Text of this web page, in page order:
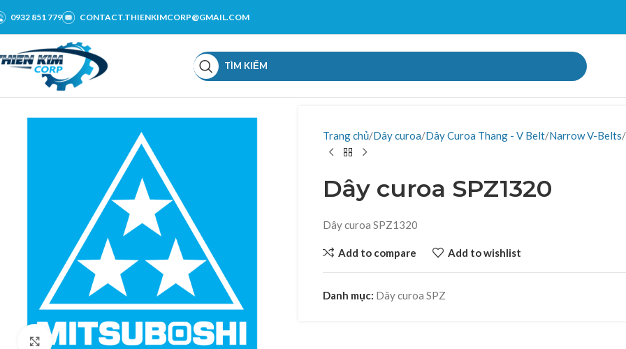
0932 851 779 CONTACT.THIENKIMCORP@GMAIL.COM
TÌM KIẾM
Click to enlarge
Trang chủ Dây curoa Dây Curoa Thang - V Belt Narrow V-Belts
Dây curoa SPZ1320
Dây curoa SPZ1320
Add to compare Add to wishlist
Danh mục: Dây curoa SPZ